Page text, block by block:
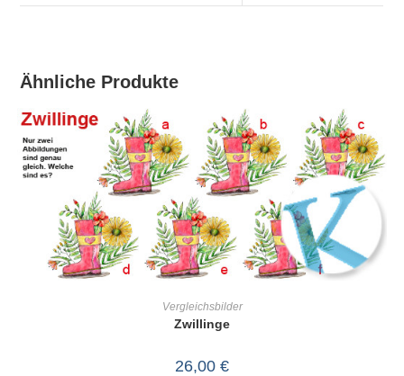
Ähnliche Produkte
Vergleichsbilder
Zwillinge
26,00 €